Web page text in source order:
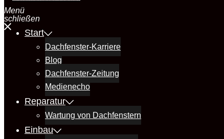
Menü
schließen
Start
Dachfenster-Karriere
Blog
Dachfenster-Zeitung
Medienecho
Reparatur
Wartung von Dachfenstern
Einbau